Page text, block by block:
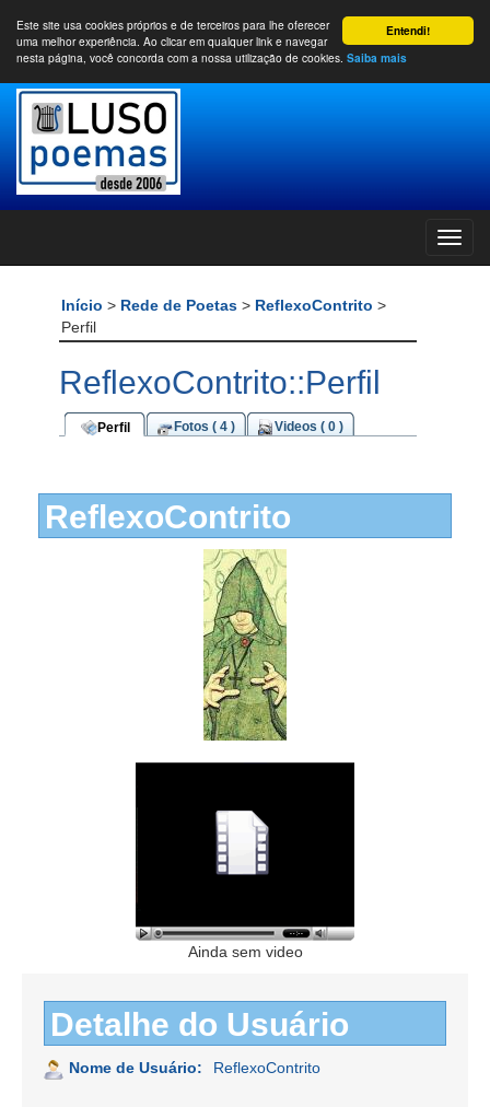
Entendi!
Este site usa cookies próprios e de terceiros para lhe oferecer
uma melhor experiência. Ao clicar em qualquer link e navegar
nesta página, você concorda com a nossa utilização de cookies. Saiba mais
Início > Rede de Poetas > ReflexoContrito >
Perfil
ReflexoContrito::Perfil
Perfil Fotos ( 4 ) Videos ( 0 )
ReflexoContrito
Ainda sem video
Detalhe do Usuário
Nome de Usuário: ReflexoContrito